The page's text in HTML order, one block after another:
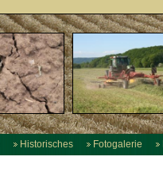
Historisches Fotogalerie